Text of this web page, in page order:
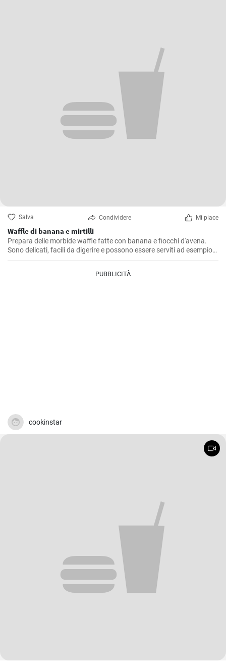
Salva Condividere Mi piace
Waffle di banana e mirtilli
Prepara delle morbide waffle fatte con banana e fiocchi d'avena.
Sono delicati, facili da digerire e possono essere serviti ad esempio
con mirtilli freschi e sciroppo di mirtilli.
PUBBLICITÀ
cookinstar